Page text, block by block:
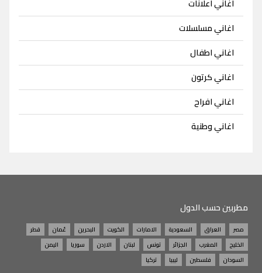
اغاني اعلانات
اغاني مسلسلات
اغاني اطفال
اغاني كرتون
اغاني افراح
اغاني وطنية
مطربين حسب الدول
مصر العراق السعودية الامارات الكويت البحرين عُمان
قطر
الخليج
المغرب الجزائر تونس لبنان الاردن سوريا
اليمن
السودان
فلسطين ليبيا تركيا